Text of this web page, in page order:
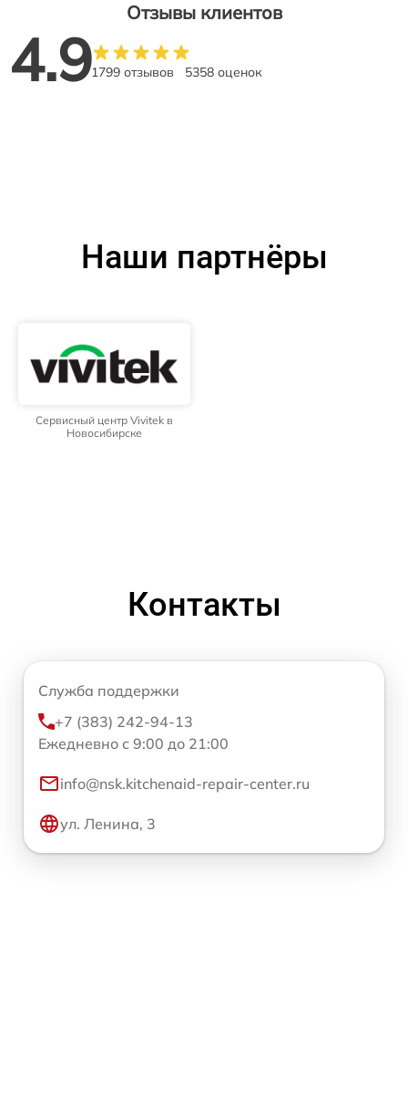
Отзывы клиентов
4.91799 отзывов 5358 оценок
Наши партнёры
Сервисный центр Vivitek в
Новосибирске
Контакты
Служба поддержки
+7 (383) 242-94-13
Ежедневно с 9:00 до 21:00
info@nsk.kitchenaid-repair-center.ru
ул. Ленина, 3